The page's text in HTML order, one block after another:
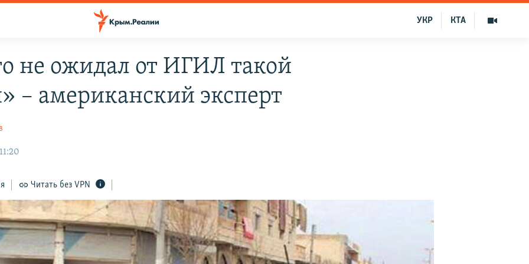
КТА
УКР
не ожидал от ИГИЛ такой
– американский эксперт
Читать без VPN